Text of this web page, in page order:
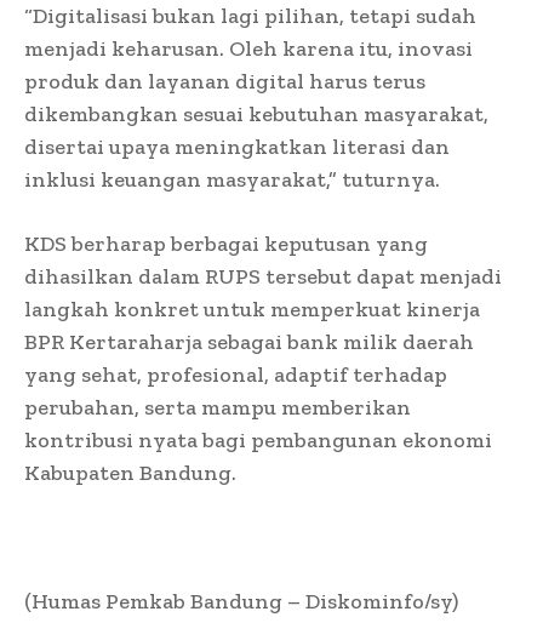
“Digitalisasi bukan lagi pilihan, tetapi sudah
menjadi keharusan. Oleh karena itu, inovasi
produk dan layanan digital harus terus
dikembangkan sesuai kebutuhan masyarakat,
disertai upaya meningkatkan literasi dan
inklusi keuangan masyarakat,” tuturnya.
KDS berharap berbagai keputusan yang
dihasilkan dalam RUPS tersebut dapat menjadi
langkah konkret untuk memperkuat kinerja
BPR Kertaraharja sebagai bank milik daerah
yang sehat, profesional, adaptif terhadap
perubahan, serta mampu memberikan
kontribusi nyata bagi pembangunan ekonomi
Kabupaten Bandung.
(Humas Pemkab Bandung – Diskominfo/sy)